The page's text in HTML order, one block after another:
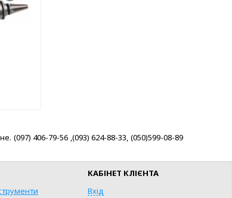
406-79-56 ,(093) 624-88-33, (050)599-08-89
КАБІНЕТ КЛІЄНТА
Вхід